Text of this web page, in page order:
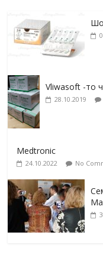
Vliwasoft -то
28.10.2019
Medtronic
24.10.2022 No